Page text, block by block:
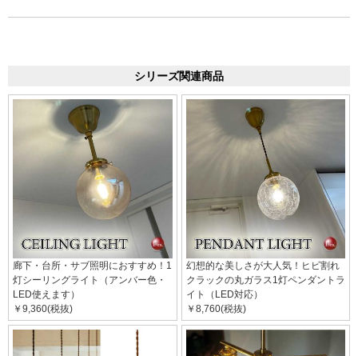
シリーズ関連商品
廊下・台所・サブ照明におすすめ！1
灯シーリングライト（アンバー色・
LED使えます）
￥9,360(税抜)
幻想的な美しさが大人気！ヒビ割れ
クラックの丸ガラス1灯ペンダントラ
イト（LED対応）
￥8,760(税抜)